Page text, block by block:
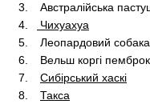
Австралійська
Чихуахуа
Леопардовий собака
Вельш коргі пемброк
Сибірський хаскі
Такса